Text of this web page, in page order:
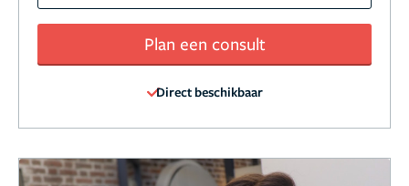
Plan een consult
Direct beschikbaar